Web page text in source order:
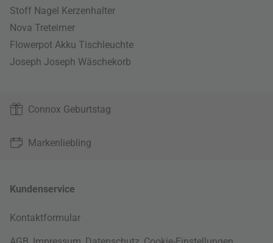
Stoff Nagel Kerzenhalter
Nova Treteimer
Flowerpot Akku Tischleuchte
Joseph Joseph Wäschekorb
Connox Geburtstag
Markenliebling
Kundenservice
Kontaktformular